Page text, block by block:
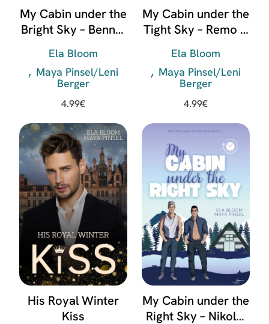
My Cabin under the
Bright Sky – Bennet
Ela Bloom
Maya Pinsel/Leni
Berger
4.99€
My Cabin under the
Tight Sky – Remo &
Ela Bloom
Maya Pinsel/Leni
Berger
4.99€
His Royal Winter
Kiss
My Cabin under the
Right Sky – Nikolai